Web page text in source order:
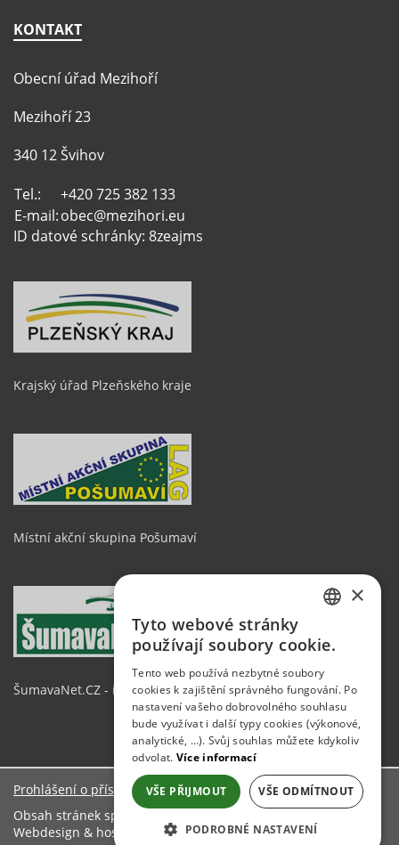
KONTAKT
Obecní úřad Mezihoří
Mezihoří 23
340 12 Švihov
Tel.:
+420 725 382 133
E-mail:obec@mezihori.eu
ID datové schránky: 8zeajms
Krajský úřad Plzeňského kraje
Místní akční skupina Pošumaví
ŠumavaNet.CZ - informace o regionu
Prohlášení o přístupnosti
Obsah stránek spravuje: Obecní úřad Mezihoří
Webdesign & hosting:
ŠumavaNet.CZ
ENGLISH
×
Tyto webové stránky
používají soubory cookie.
Tento web používá nezbytné soubory
cookies k zajištění správného fungování. Po
nastavení vašeho dobrovolného souhlasu
bude využívat i další typy cookies (výkonové,
analytické, …). Svůj souhlas můžete kdykoliv
odvolat. Více informací
VŠE PŘIJMOUT VŠE ODMÍTNOUT
PODROBNÉ NASTAVENÍ